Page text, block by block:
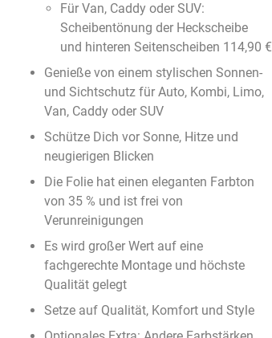
Für Van, Caddy oder SUV:
Scheibentönung der Heckscheibe
und hinteren Seitenscheiben 114,90 €
Genieße von einem stylischen Sonnen-
und Sichtschutz für Auto, Kombi, Limo,
Van, Caddy oder SUV
Schütze Dich vor Sonne, Hitze und
neugierigen Blicken
Die Folie hat einen eleganten Farbton
von 35 % und ist frei von
Verunreinigungen
Es wird großer Wert auf eine
fachgerechte Montage und höchste
Qualität gelegt
Setze auf Qualität, Komfort und Style